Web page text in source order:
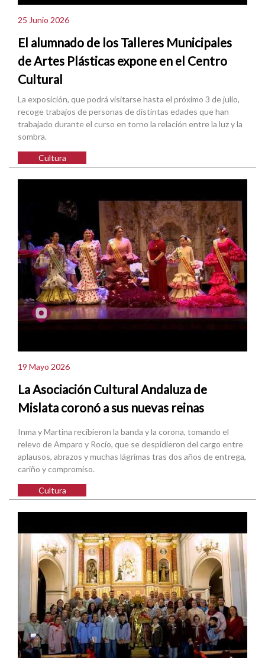
25 Junio 2026
El alumnado de los Talleres Municipales
de Artes Plásticas expone en el Centro
Cultural
La exposición, que podrá visitarse hasta el próximo 3 de julio,
recoge trabajos de personas de distintas edades que han
trabajado durante el curso en torno la relación entre la luz y la
sombra.
Cultura
19 Mayo 2026
La Asociación Cultural Andaluza de
Mislata coronó a sus nuevas reinas
Inma y Martina recibieron la banda y la corona, tomando el
relevo de Amparo y Rocío, que se despidieron del cargo entre
aplausos, abrazos y muchas lágrimas tras dos años de entrega,
cariño y compromiso.
Cultura